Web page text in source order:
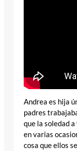
Andrea es hija
padres
que la soledad
en varias
cosa que ellos